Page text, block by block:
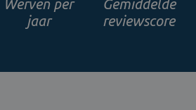
Werven per
jaar
Gemiddelde
reviewscore